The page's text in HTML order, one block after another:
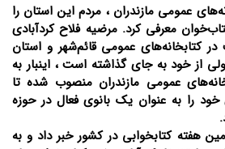
عمومی مازندران ، مردم این استان را
معرفی کرد. مرضیه فلاح کردآبادی
در کتابخانه‌های عمومی قائم‌شهر و استان
از خود به جای گذاشته است ، اینبار به
عمومی مازندران منصوب شده تا
خود را به عنوان یک بانوی فعال در حوزه
هفته کتابخوابی در کشور خبر داد و به